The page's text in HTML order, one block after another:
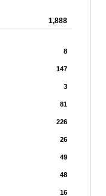
1,888
8
147
3
81
226
26
49
48
16